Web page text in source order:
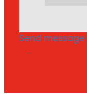
Send message
...